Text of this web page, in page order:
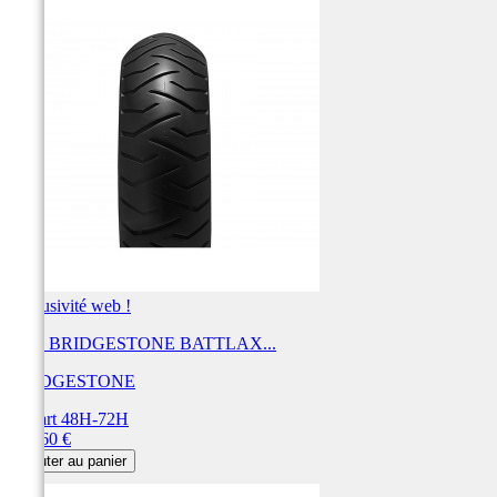
Exclusivité web !
Pneu BRIDGESTONE BATTLAX...
BRIDGESTONE
Départ 48H-72H
243,60 €
Ajouter au panier